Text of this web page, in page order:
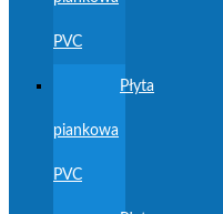
PVC
Płyta
piankowa
PVC